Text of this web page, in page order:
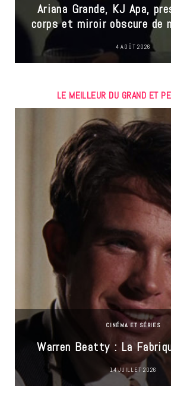
Ariana Grande, KJ Apa,
corps et miroir obscure de
4 AOÛT 2026
LE MEILLEUR DU GRAND ET
CINÉMA ET SÉRIES
Warren Beatty : La
14 JUILLET 2026